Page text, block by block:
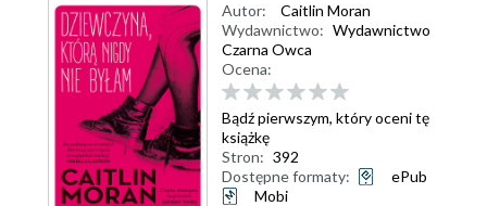
Autor:
Caitlin Moran
Wydawnictwo: Wydawnictwo
Czarna Owca
Ocena:
Bądź pierwszym, który oceni tę
książkę
Stron: 392
Dostępne formaty:
ePub
Mobi